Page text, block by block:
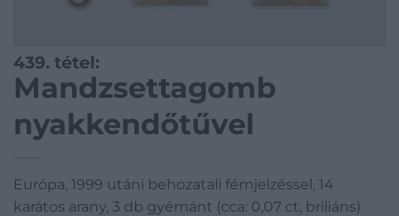
439. tétel:
Mandzsettagomb
nyakkendőtűvel
Európa, 1999 utáni behozatali fémjelzéssel, 14
karátos arany, 3 db gyémánt (cca: 0,07 ct, briliáns)